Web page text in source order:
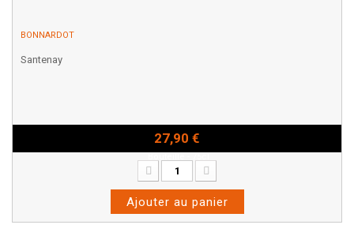
BONNARDOT
Santenay
27,90 €
Ajouter au panier